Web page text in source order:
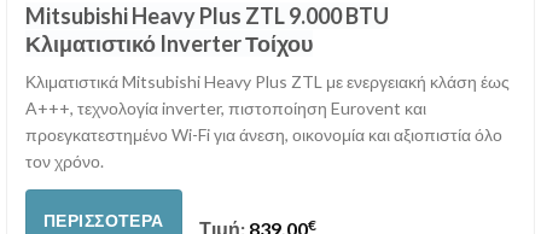
Mitsubishi Heavy Plus ZTL 9.000 BTU
Κλιματιστικό Inverter Τοίχου
Κλιματιστικά Mitsubishi Heavy Plus ZTL με ενεργειακή κλάση έως
A+++, τεχνολογία inverter, πιστοποίηση Eurovent και
προεγκατεστημένο Wi-Fi για άνεση, οικονομία και αξιοπιστία όλο
τον χρόνο.
ΠΕΡΙΣΣΌΤΕΡΑ Τιμή: 839.00€